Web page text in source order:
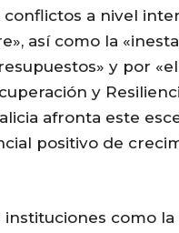
a nivel
así como la
y por
y
afronta este
positivo de
como la